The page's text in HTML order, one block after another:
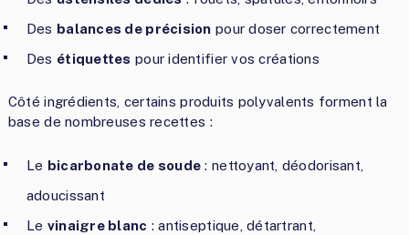
Des balances de précision pour doser correctement
Des étiquettes pour identifier vos créations
Côté ingrédients, certains produits polyvalents forment la
base de nombreuses recettes :
Le bicarbonate de soude : nettoyant, déodorisant,
adoucissant
Le vinaigre blanc : antiseptique, détartrant,